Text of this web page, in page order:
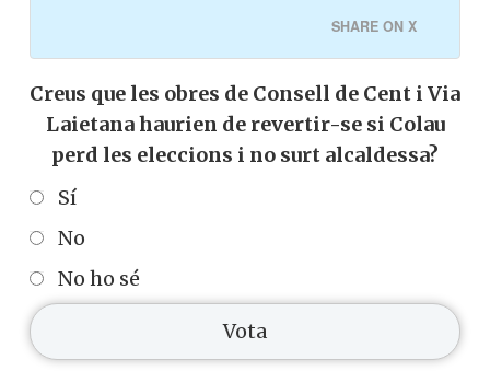
SHARE ON X
Creus que les obres de Consell de Cent i Via
Laietana haurien de revertir-se si Colau
perd les eleccions i no surt alcaldessa?
Sí
No
No ho sé